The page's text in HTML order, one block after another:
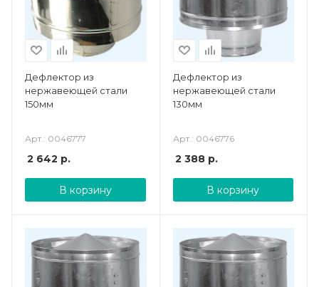
Дефлектор из
нержавеющей стали
150мм
Арт.: 0046777
2 642 р.
В корзину
Дефлектор из
нержавеющей стали
130мм
Арт.: 0046776
2 388р.
В корзину